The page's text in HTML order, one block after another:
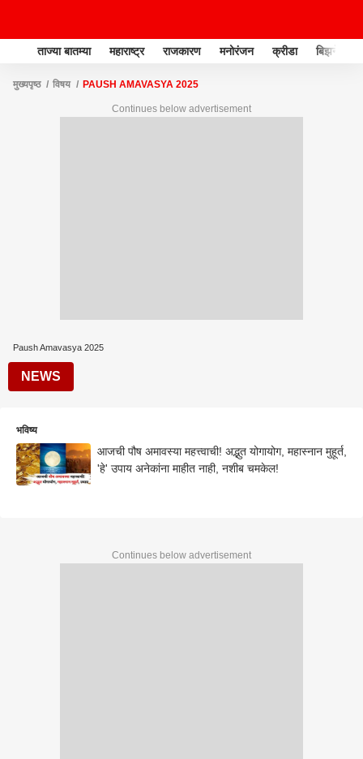
ताज्या बातम्या महाराष्ट्र राजकारण मनोरंजन क्रीडा बिझनेस
मुख्यपृष्ठ विषय PAUSH AMAVASYA 2025
Continues below advertisement
Paush Amavasya 2025
NEWS
भविष्य
आजची पौष अमावस्या महत्त्वाची! अद्भुत योगायोग, महास्नान मुहूर्त,
'हे' उपाय अनेकांना माहीत नाही, नशीब चमकेल!
Continues below advertisement